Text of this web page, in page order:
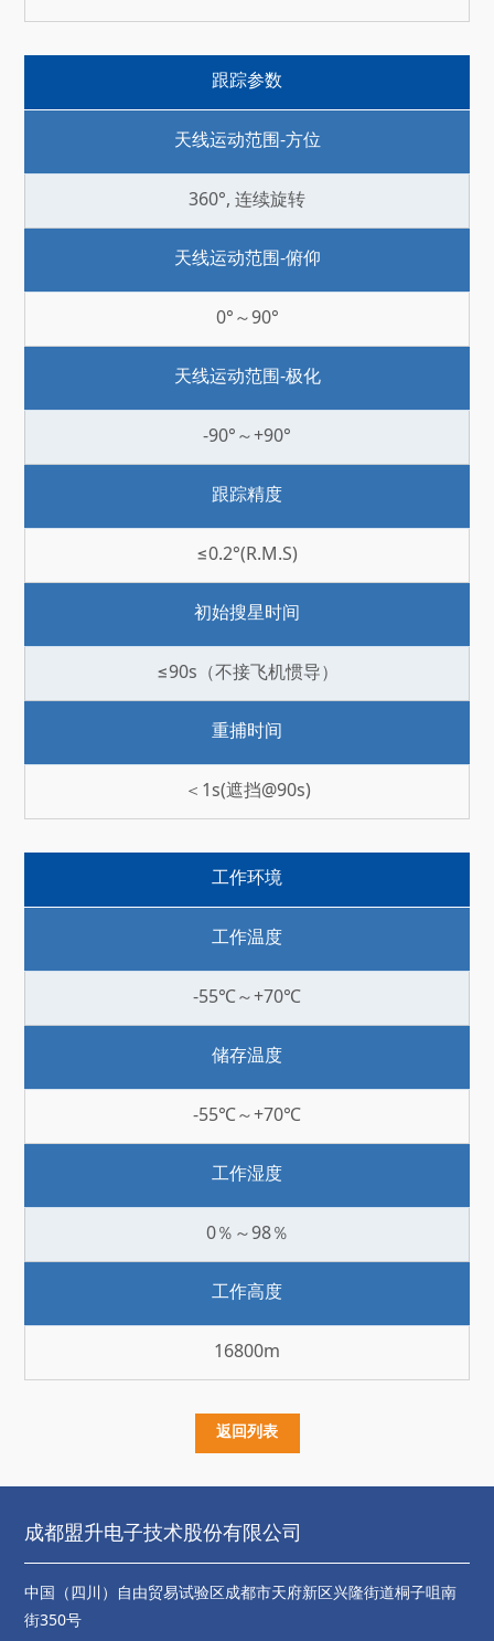
跟踪参数
天线运动范围-方位
360°, 连续旋转
天线运动范围-俯仰
0°～90°
天线运动范围-极化
-90°～+90°
跟踪精度
≤0.2°(R.M.S)
初始搜星时间
≤90s（不接飞机惯导）
重捕时间
＜1s(遮挡@90s)
工作环境
工作温度
-55℃～+70℃
储存温度
-55℃～+70℃
工作湿度
0％～98％
工作高度
16800m
返回列表
成都盟升电子技术股份有限公司
中国（四川）自由贸易试验区成都市天府新区兴隆街道桐子咀南
街350号